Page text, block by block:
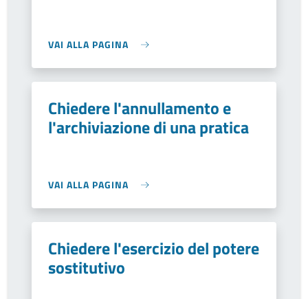
VAI ALLA PAGINA
Chiedere l'annullamento e
l'archiviazione di una pratica
VAI ALLA PAGINA
Chiedere l'esercizio del potere
sostitutivo